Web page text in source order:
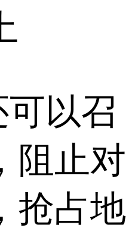
以召
阻止对
抢占地